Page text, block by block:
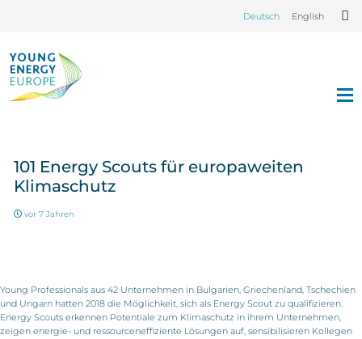
Deutsch English
101 Energy Scouts für europaweiten
Klimaschutz
vor 7 Jahren
Young Professionals aus 42 Unternehmen in Bulgarien, Griechenland, Tschechien
und Ungarn hatten 2018 die Möglichkeit, sich als Energy Scout zu qualifizieren.
Energy Scouts erkennen Potentiale zum Klimaschutz in ihrem Unternehmen,
zeigen energie- und ressourceneffiziente Lösungen auf, sensibilisieren Kollegen